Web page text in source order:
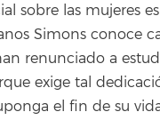
sobre las mujeres
Simons conoce
renunciado a
exige tal
el fin de su